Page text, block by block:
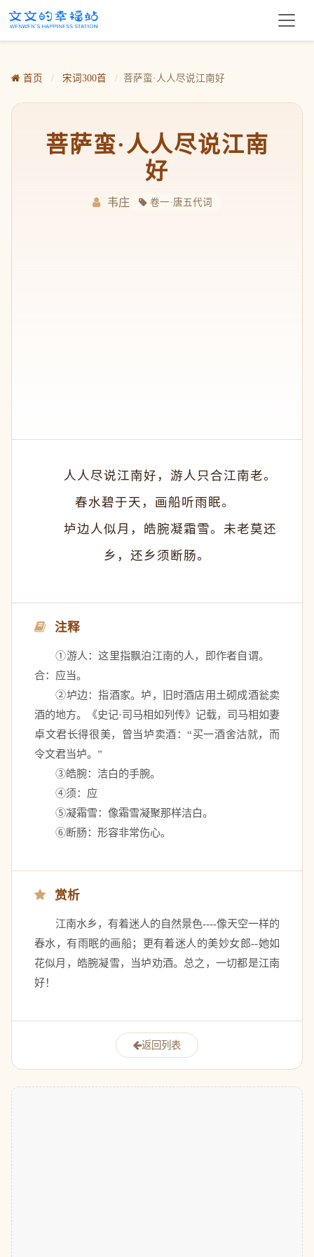
首页 / 宋词300首 / 菩萨蛮·人人尽说江南好
菩萨蛮·人人尽说江南
好
韦庄 卷一·唐五代词
人人尽说江南好，游人只合江南老。
春水碧于天，画船听雨眠。
垆边人似月，皓腕凝霜雪。未老莫还
乡，还乡须断肠。
注释
①游人：这里指飘泊江南的人，即作者自谓。
合：应当。
②垆边：指酒家。垆，旧时酒店用土砌成酒瓮卖
酒的地方。《史记·司马相如列传》记载，司马相如妻
卓文君长得很美，曾当垆卖酒：“买一酒舍沽就，而
令文君当垆。”
③皓腕：洁白的手腕。
④须：应
⑤凝霜雪：像霜雪凝聚那样洁白。
⑥断肠：形容非常伤心。
赏析
江南水乡，有着迷人的自然景色----像天空一样的
春水，有雨眠的画船；更有着迷人的美妙女郎--她如
花似月，皓腕凝雪，当垆劝酒。总之，一切都是江南
好！
返回列表